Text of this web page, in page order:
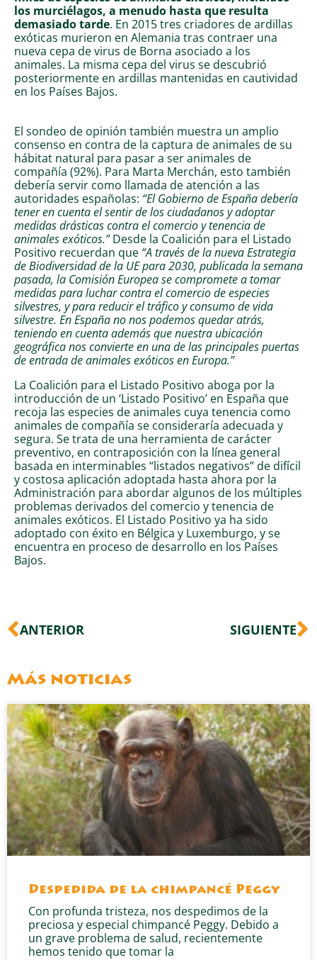
los murciélagos, a menudo hasta que resulta
demasiado tarde. En 2015 tres criadores de ardillas
exóticas murieron en Alemania tras contraer una
nueva cepa de virus de Borna asociado a los
animales. La misma cepa del virus se descubrió
posteriormente en ardillas mantenidas en cautividad
en los Países Bajos.
El sondeo de opinión también muestra un amplio
consenso en contra de la captura de animales de su
hábitat natural para pasar a ser animales de
compañía (92%). Para Marta Merchán, esto también
debería servir como llamada de atención a las
autoridades españolas: “El Gobierno de España debería
tener en cuenta el sentir de los ciudadanos y adoptar
medidas drásticas contra el comercio y tenencia de
animales exóticos.”Desde la Coalición para el Listado
Positivo recuerdan que “A través de la nueva Estrategia
de Biodiversidad de la UE para 2030, publicada la semana
pasada, la Comisión Europea se compromete a tomar
medidas para luchar contra el comercio de especies
silvestres, y para reducir el tráfico y consumo de vida
silvestre. En España no nos podemos quedar atrás,
teniendo en cuenta además que nuestra ubicación
geográfica nos convierte en una de las principales puertas
de entrada de animales exóticos en Europa.”
La Coalición para el Listado Positivo aboga por la
introducción de un ‘Listado Positivo’ en España que
recoja las especies de animales cuya tenencia como
animales de compañía se consideraría adecuada y
segura. Se trata de una herramienta de carácter
preventivo, en contraposición con la línea general
basada en interminables “listados negativos” de difícil
y costosa aplicación adoptada hasta ahora por la
Administración para abordar algunos de los múltiples
problemas derivados del comercio y tenencia de
animales exóticos. El Listado Positivo ya ha sido
adoptado con éxito en Bélgica y Luxemburgo, y se
encuentra en proceso de desarrollo en los Países
Bajos.
Ant
ANTERIOR SIGUIENTE
Más noticias
Despedida de la chimpancé Peggy
Con profunda tristeza, nos despedimos de la
preciosa y especial chimpancé Peggy. Debido a
un grave problema de salud, recientemente
hemos tenido que tomar la